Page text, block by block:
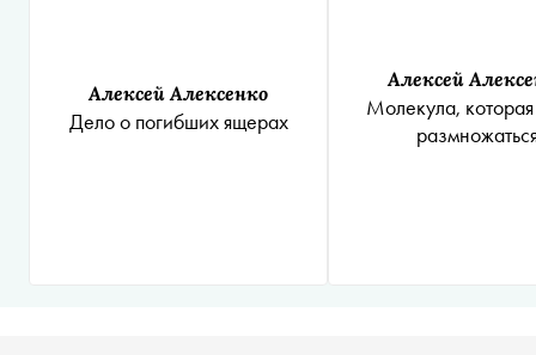
Алексей Алексенко
Дело о погибших ящерах
Алексей
Молекула,